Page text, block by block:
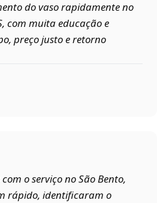
do vaso rapidamente no
com muita educação e
preço justo e retorno
o serviço no São Bento,
rápido, identificaram o